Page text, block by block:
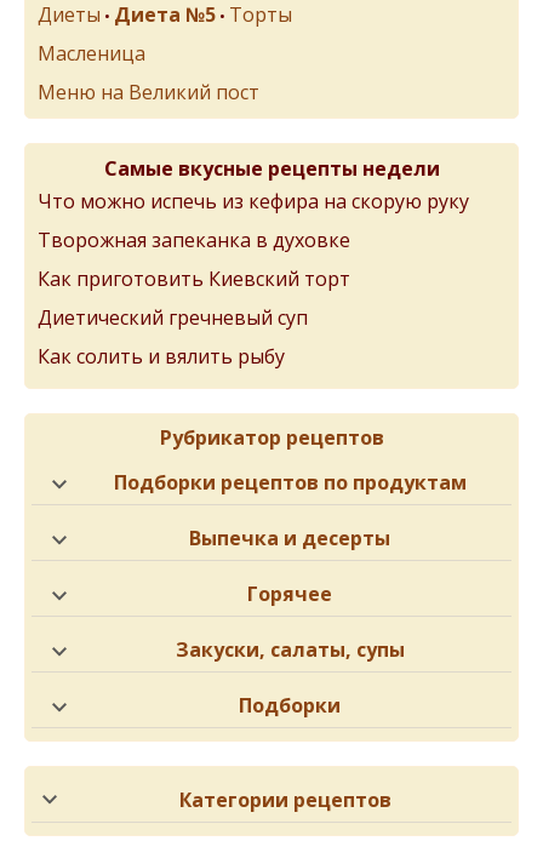
Диеты • Диета №5 • Торты
Масленица
Меню на Великий пост
Самые вкусные рецепты недели
Что можно испечь из кефира на скорую руку
Творожная запеканка в духовке
Как приготовить Киевский торт
Диетический гречневый суп
Как солить и вялить рыбу
Рубрикатор рецептов
Подборки рецептов по продуктам
Выпечка и десерты
Горячее
Закуски, салаты, супы
Подборки
Категории рецептов